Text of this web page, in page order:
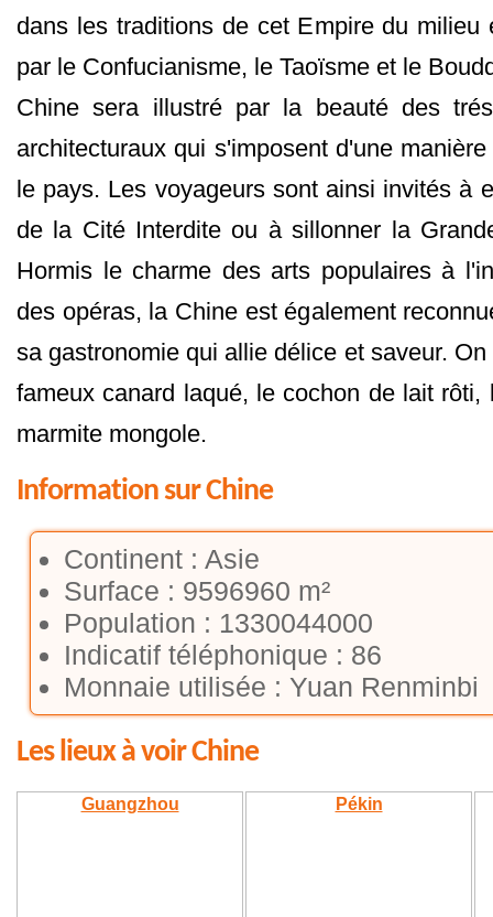
dans les traditions de cet Empire du milieu
par le Confucianisme, le Taoïsme et le
Chine sera illustré par la beauté des
architecturaux qui s'imposent d'une
le pays. Les voyageurs sont ainsi invités à
de la Cité Interdite ou à sillonner la
Hormis le charme des arts populaires à
des opéras, la Chine est également
sa gastronomie qui allie délice et saveur.
fameux canard laqué, le cochon de lait rôti,
marmite mongole.
Information sur Chine
Continent : Asie
Surface : 9596960 m²
Population : 1330044000
Indicatif téléphonique : 86
Monnaie utilisée : Yuan Renminbi
Les lieux à voir Chine
Guangzhou Pékin